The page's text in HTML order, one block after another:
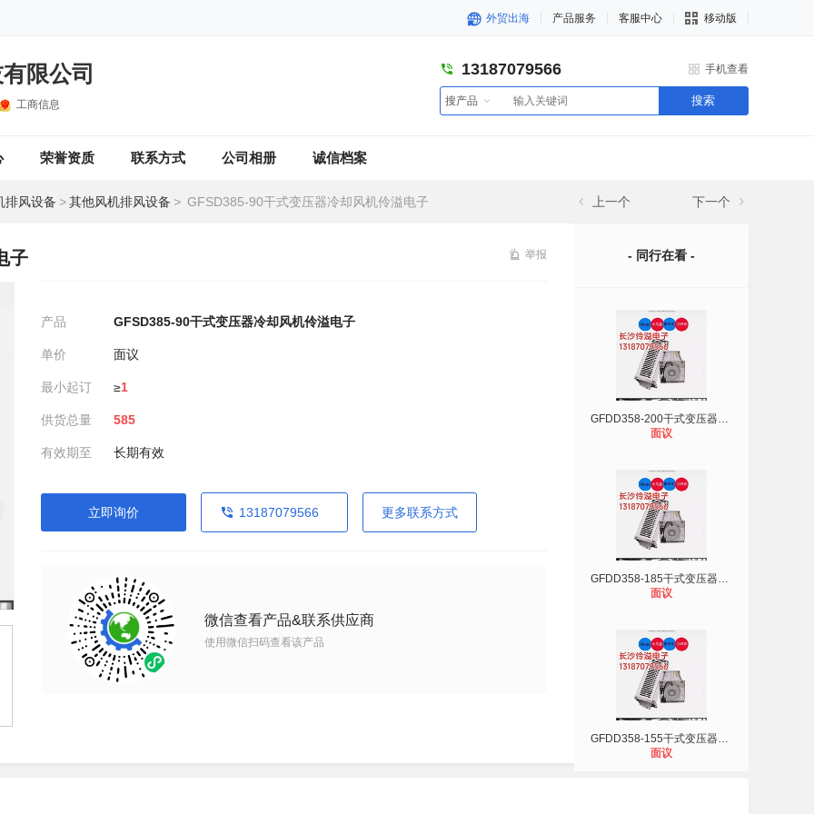
外贸出海 产品服务 客服中心 移动版
限公司
工商信息
13187079566 手机查看
搜产品 搜索
荣誉资质 联系方式 公司相册 诚信档案
排风设备 >其他风机排风设备 > GFSD385-90干式变压器冷却风机伶溢电子 上一个 下一个
子 举报
产品 GFSD385-90干式变压器冷却风机伶溢电子
单价 面议
最小起订 ≥1
供货总量 585
有效期至 长期有效
立即询价 13187079566 更多联系方式
微信查看产品&联系供应商
使用微信扫码查看该产品
- 同行在看 -
GFDD358-200干式变压器横流式冷却风
面议
GFDD358-185干式变压器横流式冷却风
面议
GFDD358-155干式变压器横流式冷却风
面议